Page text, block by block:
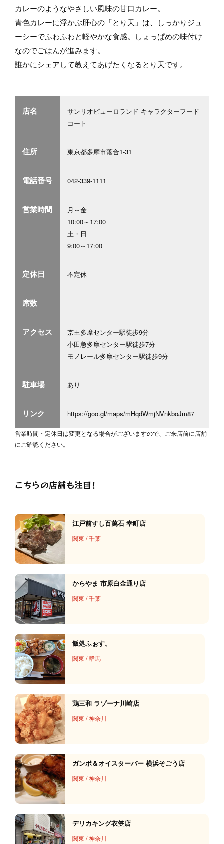
カレーのようなやさしい風味の甘口カレー。
青色カレーに浮かぶ肝心の「とり天」は、しっかりジュ
ーシーでふわふわと軽やかな食感。しょっぱめの味付け
なのでごはんが進みます。
誰かにシェアして教えてあげたくなるとり天です。
店名
サンリオピューロランド キャラクターフード
コート
住所 東京都多摩市落合1-31
電話番号 042-339-1111
営業時間
月～金
10:00～17:00
土・日
9:00～17:00
定休日 不定休
席数
アクセス
京王多摩センター駅徒歩9分
小田急多摩センター駅徒歩7分
モノレール多摩センター駅徒歩9分
駐車場 あり
リンク https://goo.gl/maps/mHqdWmjNVnkboJm87
営業時間・定休日は変更となる場合がございますので、ご来店前に店舗
にご確認ください。
こちらの店舗も注目！
江戸前すし百萬石 幸町店
関東 /千葉
からやま 市原白金通り店
関東 /千葉
飯処ふぉす。
関東 /群馬
鶏三和 ラゾーナ川崎店
関東 /神奈川
ガンボ＆オイスターバー 横浜そごう店
関東 /神奈川
デリカキング衣笠店
関東 /神奈川